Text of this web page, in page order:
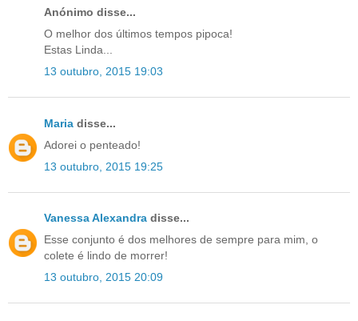
Anónimo disse...
O melhor dos últimos tempos pipoca!
Estas Linda...
13 outubro, 2015 19:03
Maria disse...
Adorei o penteado!
13 outubro, 2015 19:25
Vanessa Alexandra disse...
Esse conjunto é dos melhores de sempre para mim, o
colete é lindo de morrer!
13 outubro, 2015 20:09